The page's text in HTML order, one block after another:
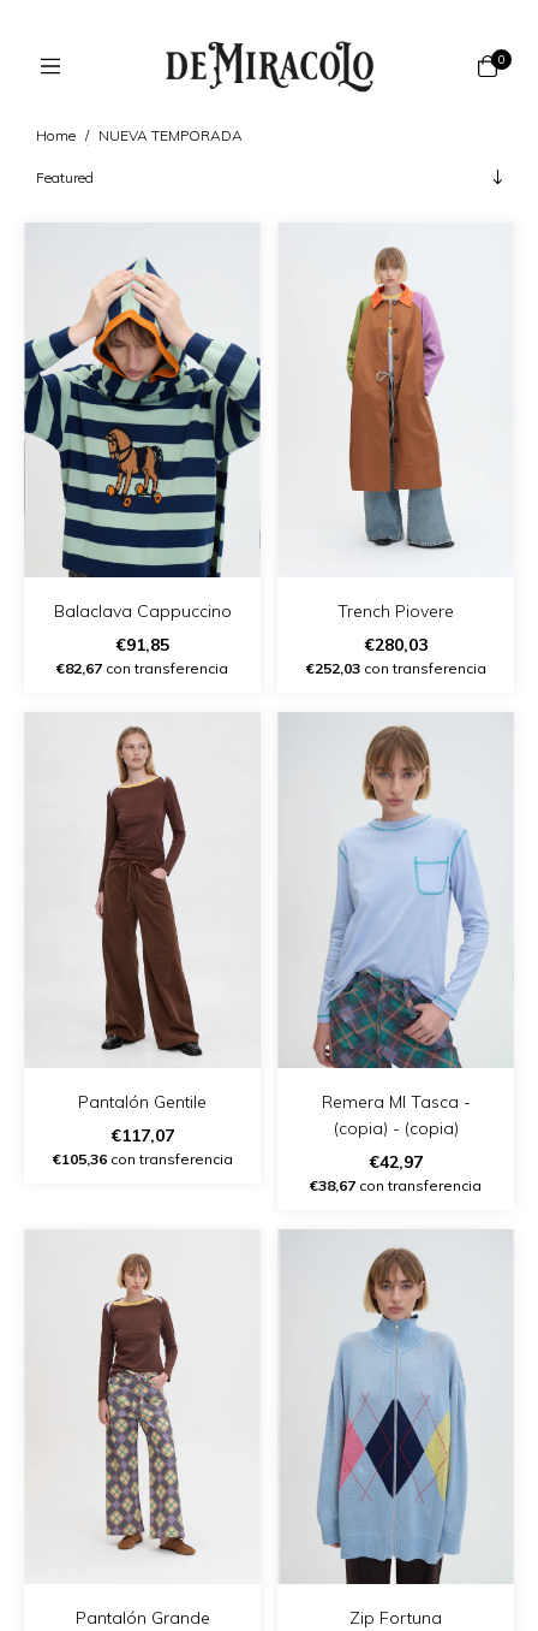
0
Home / NUEVA TEMPORADA
Balaclava Cappuccino
€91,85
€82,67 con transferencia
Trench Piovere
€280,03
€252,03con transferencia
Pantalón Gentile
€117,07
€105,36con transferencia
Remera Ml Tasca -
(copia) - (copia)
€42,97
€38,67 con transferencia
Pantalón Grande
Zip Fortuna